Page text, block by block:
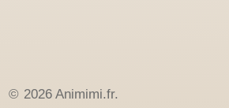
© 2026 Animimi.fr.